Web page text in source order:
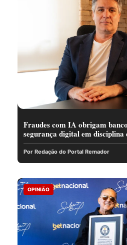
Fraudes com IA obrigam
segurança digital em disciplina
Por Redação do Portal Remador
OPINIÃO